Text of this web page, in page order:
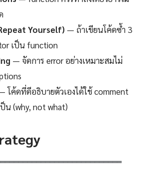
Yourself) — ถ้าเขียนโค้ดซ้ำ 3
เป็น function
— จัดการ error อย่างเหมาะสมไม่
โค้ดที่ดีอธิบายตัวเองได้ใช้ comment
น (why, not what)